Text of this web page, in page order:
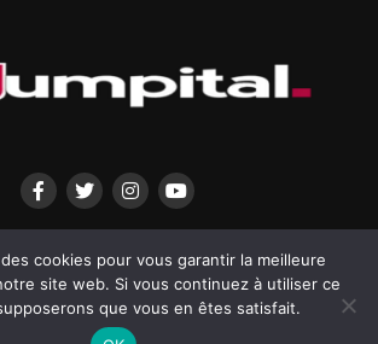
MENTIONS LÉGALES CONTACTEZ-NOUS
cookies pour vous garantir la meilleure
site web. Si vous continuez à utiliser ce
que vous en êtes satisfait.